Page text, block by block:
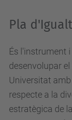
Pla
És l'instrument
desenvolupar
Universitat
respecte a la
estratègica de